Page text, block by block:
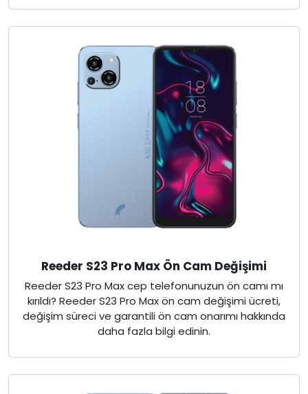
Reeder S23 Pro Max Ön Cam Değişimi
Reeder S23 Pro Max cep telefonunuzun ön camı mı
kırıldı? Reeder S23 Pro Max ön cam değişimi ücreti,
değişim süreci ve garantili ön cam onarımı hakkında
daha fazla bilgi edinin.